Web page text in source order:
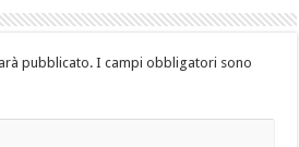
pubblicato. I campi obbligatori sono